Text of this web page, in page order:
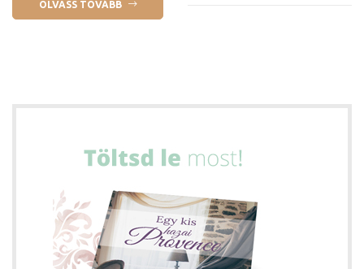
OLVASS TOVÁBB